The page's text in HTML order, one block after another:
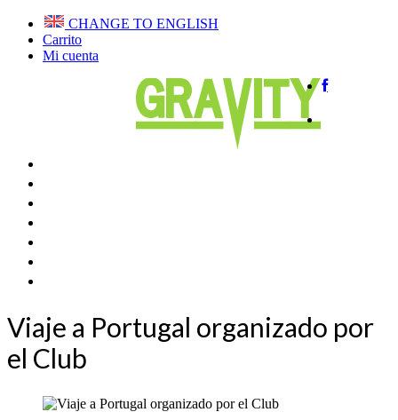
CHANGE TO ENGLISH
Carrito
Mi cuenta
Viaje a Portugal organizado por
el Club